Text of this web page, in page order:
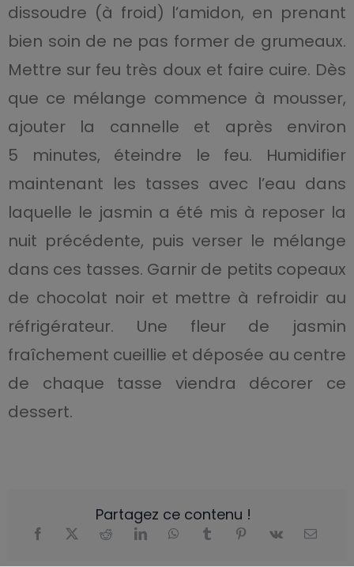
dissoudre (à froid) l’amidon, en prenant
bien soin de ne pas former de grumeaux.
Mettre sur feu très doux et faire cuire. Dès
que ce mélange commence à mousser,
ajouter la cannelle et après environ
5 minutes, éteindre le feu. Humidifier
maintenant les tasses avec l’eau dans
laquelle le jasmin a été mis à reposer la
nuit précédente, puis verser le mélange
dans ces tasses. Garnir de petits copeaux
de chocolat noir et mettre à refroidir au
réfrigérateur. Une fleur de jasmin
fraîchement cueillie et déposée au centre
de chaque tasse viendra décorer ce
dessert.
Partagez ce contenu !